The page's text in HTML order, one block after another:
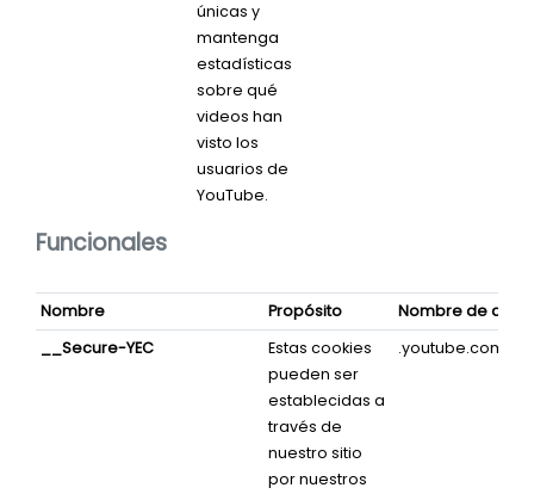
Funcionales
únicas y
mantenga
estadísticas
sobre qué
videos han
visto los
usuarios de
YouTube.
Nombre Propósito
Nombre de
__Secure-YEC
Estas cookies
pueden ser
establecidas a
través de
nuestro sitio
por nuestros
.youtube.com